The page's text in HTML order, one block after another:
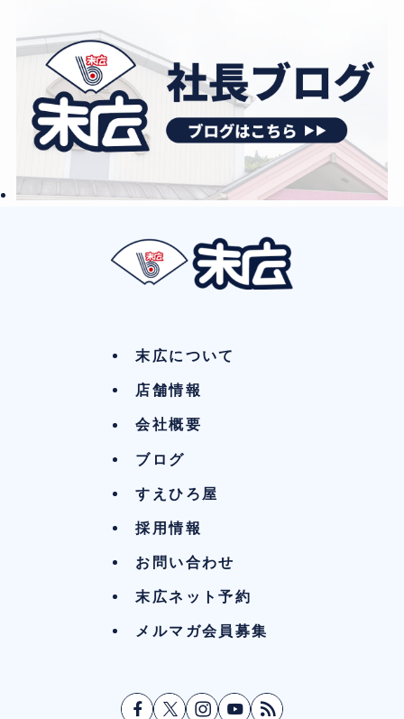
末広について
店舗情報
会社概要
ブログ
すえひろ屋
採用情報
お問い合わせ
末広ネット予約
メルマガ会員募集